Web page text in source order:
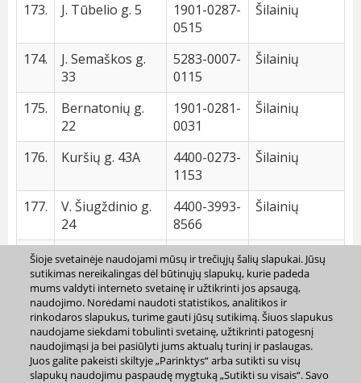
173. J. Tūbelio g. 5
1901-0287-
0515
Šilainių
174.
J. Semaškos g.
33
5283-0007-
0115
Šilainių
175.
Bernatonių g.
22
1901-0281-
0031
Šilainių
176. Kuršių g. 43A
4400-0273-
1153
Šilainių
177.
V. Šiugždinio g.
24
4400-3993-
8566
Šilainių
178. Lapkalnio g. 5
5283-0007-
0421
Šilainių
179. Romainių g. 47A
4400-0962-
2986
Šilainių
180. Eidintų g. 61
4400-1117-
2173
Šilainių
Šioje svetainėje naudojami mūsų ir trečiųjų šalių slapukai. Jūsų
sutikimas nereikalingas dėl būtinųjų slapukų, kurie padeda
mums valdyti interneto svetainę ir užtikrinti jos apsaugą,
naudojimo. Norėdami naudoti statistikos, analitikos ir
rinkodaros slapukus, turime gauti jūsų sutikimą. Šiuos slapukus
naudojame siekdami tobulinti svetainę, užtikrinti patogesnį
naudojimąsi ja bei pasiūlyti jums aktualų turinį ir paslaugas.
Juos galite pakeisti skiltyje „Parinktys“ arba sutikti su visų
slapukų naudojimu paspaudę mygtuką „Sutikti su visais“. Savo